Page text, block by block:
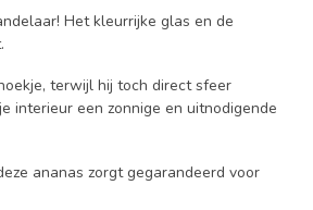
Het kleurrijke glas en de
terwijl hij toch direct sfeer
interieur een zonnige en uitnodigende
ananas zorgt gegarandeerd voor